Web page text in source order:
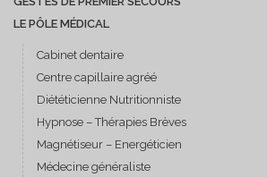
LE PÔLE MÉDICAL
Cabinet dentaire
Centre capillaire agréé
Diététicienne Nutritionniste
Hypnose – Thérapies Brèves
Magnétiseur – Energéticien
Médecine généraliste